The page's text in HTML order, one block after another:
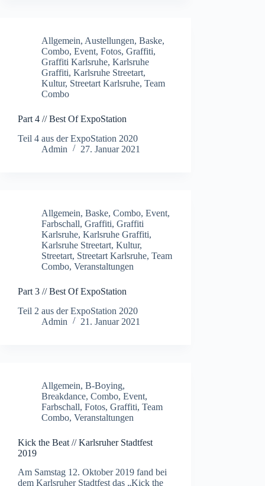
Allgemein, Austellungen, Baske,
Combo, Event, Fotos, Graffiti,
Graffiti Karlsruhe, Karlsruhe
Graffiti, Karlsruhe Streetart,
Kultur, Streetart Karlsruhe, Team
Combo
Part 4 // Best Of ExpoStation
Teil 4 aus der ExpoStation 2020
Admin
27. Januar 2021
Allgemein, Baske, Combo, Event,
Farbschall, Graffiti, Graffiti
Karlsruhe, Karlsruhe Graffiti,
Karlsruhe Streetart, Kultur,
Streetart, Streetart Karlsruhe, Team
Combo, Veranstaltungen
Part 3 // Best Of ExpoStation
Teil 2 aus der ExpoStation 2020
Admin
21. Januar 2021
Allgemein, B-Boying,
Breakdance, Combo, Event,
Farbschall, Fotos, Graffiti, Team
Combo, Veranstaltungen
Kick the Beat // Karlsruher Stadtfest
2019
Am Samstag 12. Oktober 2019 fand bei
dem Karlsruher Stadtfest das „Kick the